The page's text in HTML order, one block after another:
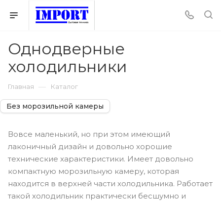
Однодверные
холодильники
Главная — Каталог
Без морозильной камеры
Вовсе маленький, но при этом имеющий
лаконичный дизайн и довольно хорошие
технические характеристики. Имеет довольно
компактную морозильную камеру, которая
находится в верхней части холодильника. Работает
такой холодильник практически бесшумно и